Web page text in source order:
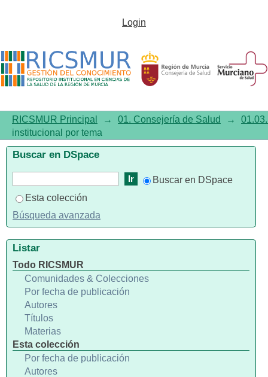
Listar01.03. Documentación
de Ética"
Login
RICSMUR Principal → 01. Consejería de Salud →
institucional por tema
Buscar en DSpace
Buscar en DSpace
Esta colección
Búsqueda avanzada
Listar
Todo RICSMUR
Comunidades & Colecciones
Por fecha de publicación
Autores
Títulos
Materias
Esta colección
Por fecha de publicación
Autores